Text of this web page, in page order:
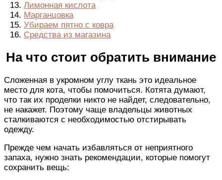
Лимонная кислота
Марганцовка
Убираем пятно с ковра
Средства из магазина
На что стоит обратить внимание
Сложенная в укромном углу ткань это идеальное
место для кота, чтобы помочиться. Котята думают,
что так их проделки никто не найдет, следовательно,
не накажет. Поэтому чаще владельцы животных
сталкиваются с необходимостью отстирывать
одежду.
Прежде чем начать избавляться от неприятного
запаха, нужно знать рекомендации, которые помогут
сохранить вещь: